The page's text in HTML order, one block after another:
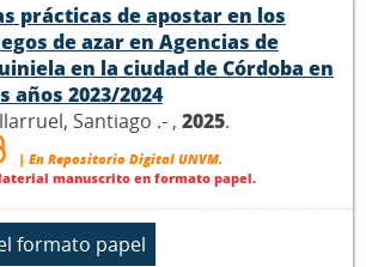
prácticas de apostar en los
de azar en Agencias de
en la ciudad de Córdoba en
años 2023/2024
Santiago .- , 2025.
| En Repositorio Digital UNVM.
manuscrito en formato papel.